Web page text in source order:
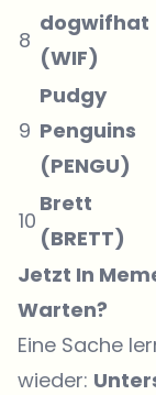
8
dogwifhat
(WIF)
9
Pudgy
Penguins
(PENGU)
10
Brett
(BRETT)
Jetzt In
Warten?
Eine Sache
wieder: